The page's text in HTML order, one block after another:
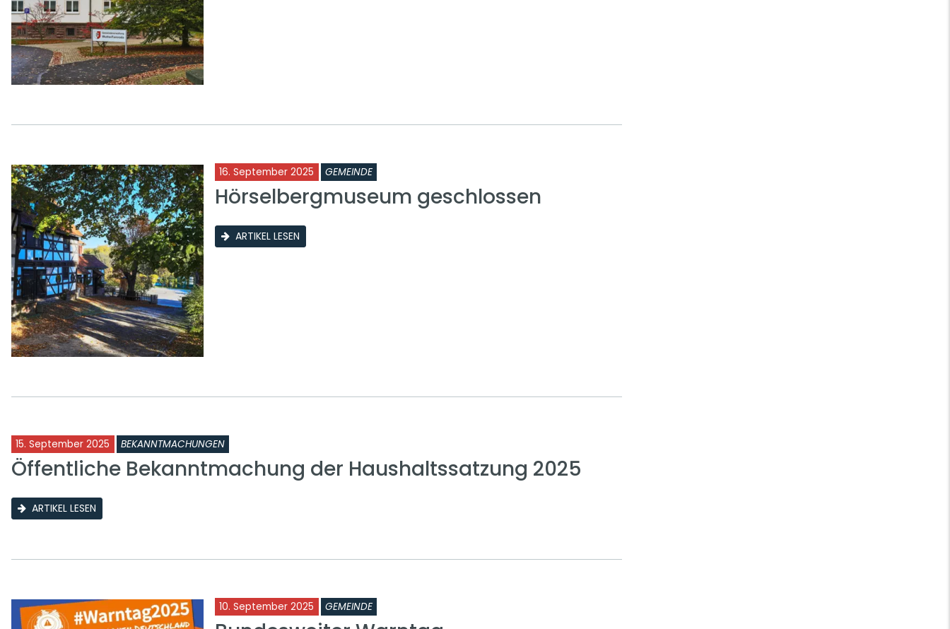
16. September 2025 GEMEINDE
Hörselbergmuseum geschlossen
ARTIKEL LESEN
15. September 2025 BEKANNTMACHUNGEN
Öffentliche Bekanntmachung der Haushaltssatzung 2025
ARTIKEL LESEN
10. September 2025 GEMEINDE